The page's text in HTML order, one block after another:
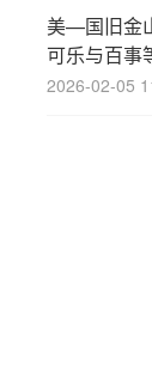
美—国旧金
可乐与百事
2026-02-05